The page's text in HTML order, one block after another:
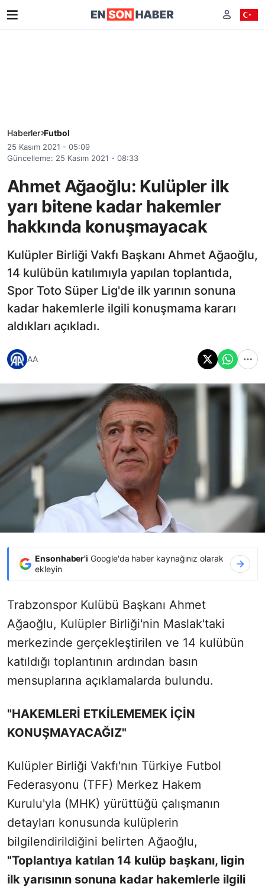
Haberler Futbol
25 Kasım 2021 - 05:09
Güncelleme: 25 Kasım 2021 - 08:33
Ahmet Ağaoğlu: Kulüpler ilk
yarı bitene kadar hakemler
hakkında konuşmayacak
Kulüpler Birliği Vakfı Başkanı Ahmet Ağaoğlu,
14 kulübün katılımıyla yapılan toplantıda,
Spor Toto Süper Lig'de ilk yarının sonuna
kadar hakemlerle ilgili konuşmama kararı
aldıkları açıkladı.
AA
Ensonhaber'i Google'da haber kaynağınız olarak
ekleyin
Trabzonspor Kulübü Başkanı Ahmet
Ağaoğlu, Kulüpler Birliği'nin Maslak'taki
merkezinde gerçekleştirilen ve 14 kulübün
katıldığı toplantının ardından basın
mensuplarına açıklamalarda bulundu.
"HAKEMLERİ ETKİLEMEMEK İÇİN
KONUŞMAYACAĞIZ"
Kulüpler Birliği Vakfı'nın Türkiye Futbol
Federasyonu (TFF) Merkez Hakem
Kurulu'yla (MHK) yürüttüğü çalışmanın
detayları konusunda kulüplerin
bilgilendirildiğini belirten Ağaoğlu,
"Toplantıya katılan 14 kulüp başkanı, ligin
ilk yarısının sonuna kadar hakemlerle ilgili